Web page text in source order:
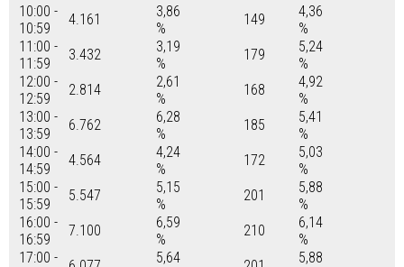
10:00 -
10:59
4.161
3,86
%
149
4,36
%
11:00 -
11:59
3.432
3,19
%
179
5,24
%
12:00 -
12:59
2.814
2,61
%
168
4,92
%
13:00 -
13:59
6.762
6,28
%
185
5,41
%
14:00 -
14:59
4.564
4,24
%
172
5,03
%
15:00 -
15:59
5.547
5,15
%
201
5,88
%
16:00 -
16:59
7.100
6,59
%
210
6,14
%
17:00 -
5,64
5,88